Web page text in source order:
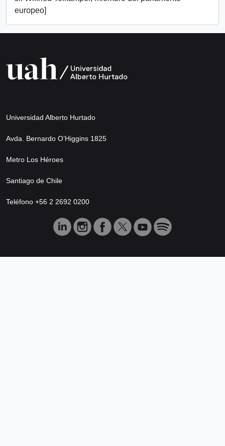
europeo]
Universidad Alberto Hurtado
Avda. Bernardo O’Higgins 1825
Metro Los Héroes
Santiago de Chile
Teléfono +56 2 2692 0200